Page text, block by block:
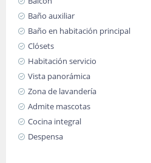
Baño auxiliar
Baño en habitación principal
Clósets
Habitación servicio
Vista panorámica
Zona de lavandería
Admite mascotas
Cocina integral
Despensa